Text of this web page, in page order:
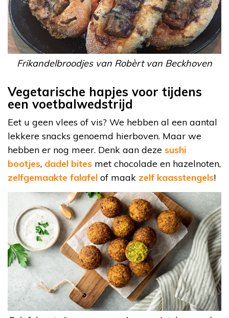
Frikandelbroodjes van Robèrt van Beckhoven
Vegetarische hapjes voor tijdens
een voetbalwedstrijd
Eet u geen vlees of vis? We hebben al een aantal
lekkere snacks genoemd hierboven. Maar we
hebben er nog meer. Denk aan deze sushi
bootjes, dadel bites met chocolade en hazelnoten,
zelfgemaakte falafel of maak zelf kaasstengels!